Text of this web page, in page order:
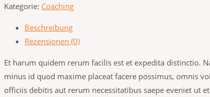
Kategorie: Coaching
Beschreibung
Rezensionen (0)
Et harum quidem rerum facilis est et expedita distinctio.
minus id quod maxime placeat facere possimus, omnis
officiis debitis aut rerum necessitatibus saepe eveniet ut